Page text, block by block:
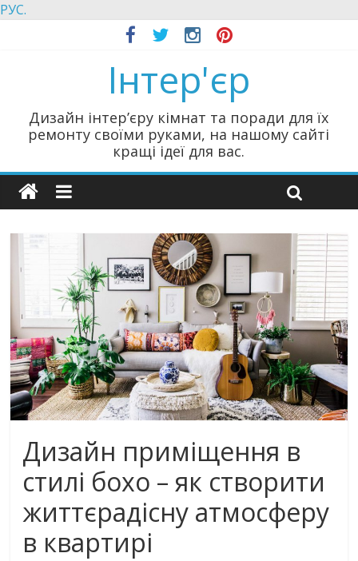
РУС.
Інтер'єр
Дизайн інтер’єру кімнат та поради для їх
ремонту своїми руками, на нашому сайті
кращі ідеї для вас.
Дизайн приміщення в
стилі бохо – як створити
життєрадісну атмосферу
в квартирі